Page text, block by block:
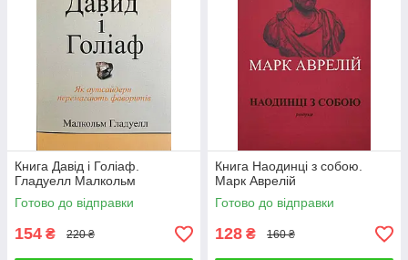
Книга Давід і Голіаф.
Гладуелл Малкольм
Готово до відправки
154 ₴ 220 ₴
Книга Наодинці з собою.
Марк Аврелій
Готово до відправки
128 ₴ 160 ₴